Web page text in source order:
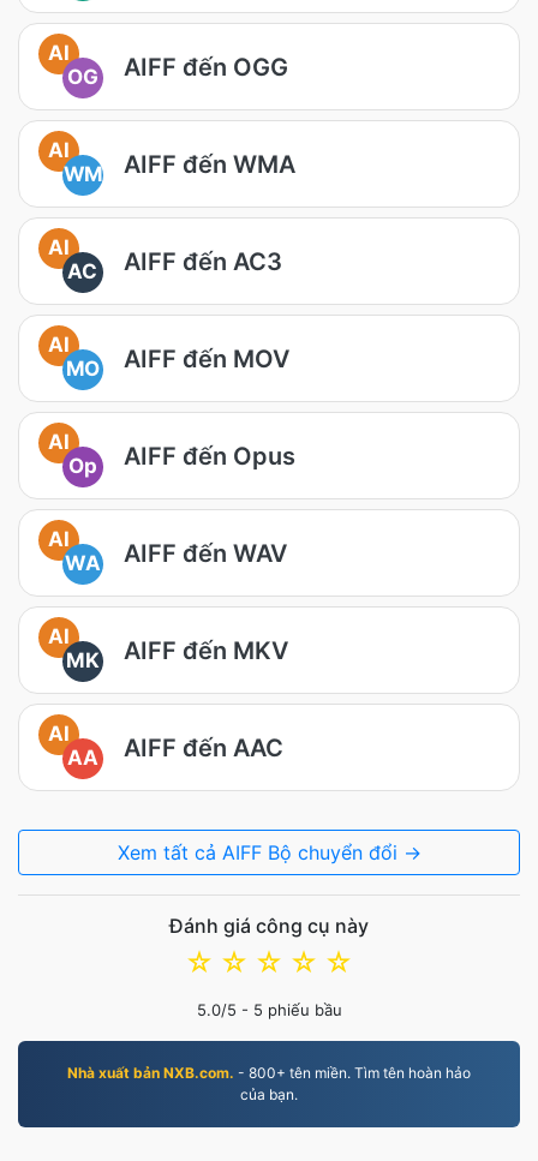
AI
OG
AIFF đến OGG
AI
WM
AIFF đến WMA
AI
AC
AIFF đến AC3
AI
MO
AIFF đến MOV
AI
Op
AIFF đến Opus
AI
WA
AIFF đến WAV
AI
MK
AIFF đến MKV
AI
AA
AIFF đến AAC
Xem tất cả AIFF Bộ chuyển đổi →
Đánh giá công cụ này
☆
☆
☆
☆
☆
5.0/5 - 5 phiếu bầu
Nhà xuất bản NXB.com. - 800+ tên miền. Tìm tên hoàn hảo
của bạn.